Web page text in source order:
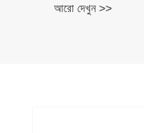
আরো দেখুন >>